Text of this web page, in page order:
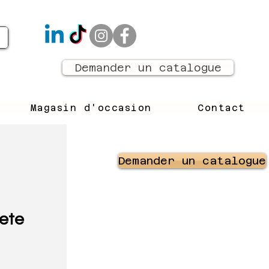
Demander un catalogue
Magasin d'occasion Contact
Demander un catalogue